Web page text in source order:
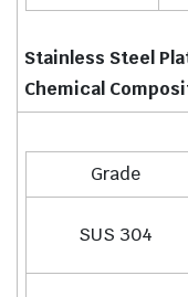
Stainless Steel
Chemical
Grade
SUS 304